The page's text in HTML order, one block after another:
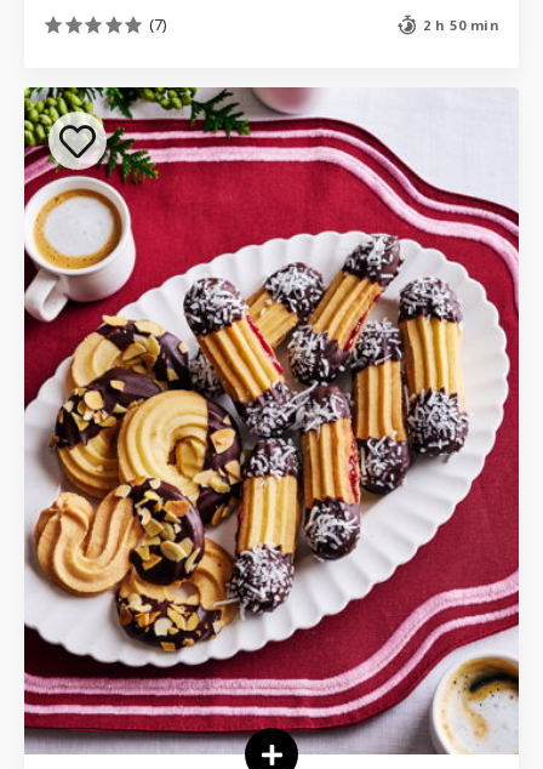
(7) 2 h 50 min